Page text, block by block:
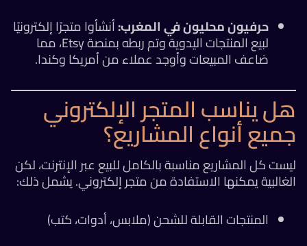
حرفيون محليون في المغرب:أنشأوا متجرًا إلكترونيًا
لبيع المنتجات اليدوية وتم ربطه بمنصة Etsy، مما
ضاعف المبيعات وأوجد عملاء من أمريكا وكندا.
هل يناسب المتجر الإلكتروني
جميع أنواع المشاريع؟
ليست كل المشاريع مناسبة بالكامل للبيع عبر الإنترنت، لكن
الغالبية يمكنها الاستفادة من متجر إلكتروني. يشمل ذلك:
المنتجات القابلة للشحن (ملابس، أدوات، كتب)